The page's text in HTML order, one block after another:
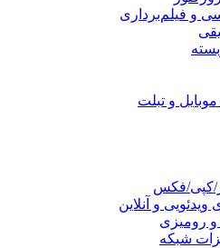
و فیلم‌برداری
و تبلت
کپی/فکس
و آنلاین
و رومیزی
شبکه